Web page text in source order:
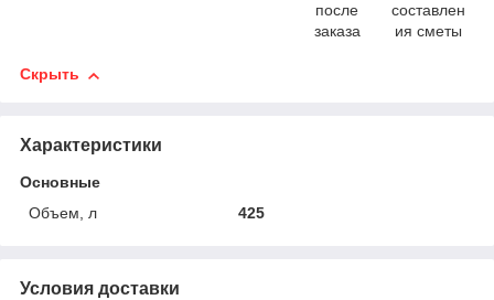
после
заказа
составлен
ия сметы
Скрыть
Характеристики
Основные
Объем, л
425
Условия доставки